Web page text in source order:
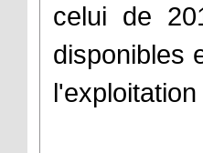
celui de
disponibles